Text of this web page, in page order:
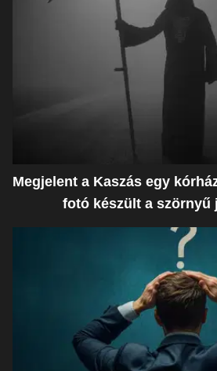
Megjelent a Kaszás egy
fotó készült a szörnyű